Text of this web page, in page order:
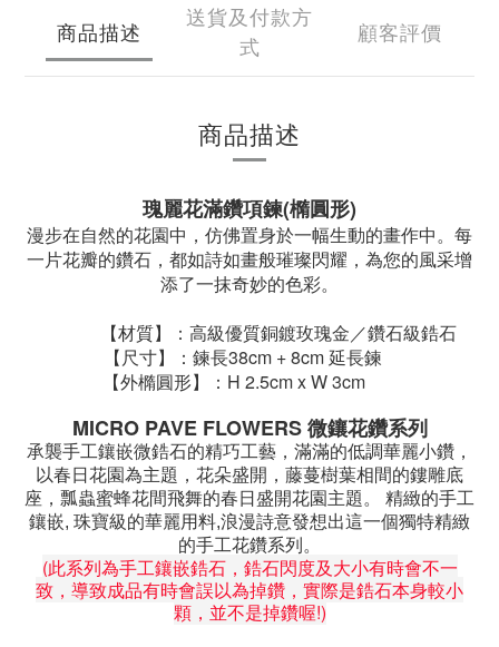
商品描述
送貨及付款方
式
顧客評價
商品描述
瑰麗花滿鑽項鍊(橢圓形)
漫步在自然的花園中，仿佛置身於一幅生動的畫作中。每
一片花瓣的鑽石，都如詩如畫般璀璨閃耀，為您的風采增
添了一抹奇妙的色彩。
【材質】：高級優質銅鍍玫瑰金／鑽石級鋯石
【尺寸】： 鍊長38cm + 8cm 延長鍊
【外橢圓形】：H 2.5cm x W 3cm
MICRO PAVE FLOWERS 微鑲花鑽系列
承襲手工鑲嵌微鋯石的精巧工藝，滿滿的低調華麗小鑽，
以春日花園為主題，花朵盛開，藤蔓樹葉相間的鏤雕底
座，瓢蟲蜜蜂花間飛舞的春日盛開花園主題。 精緻的手工
鑲嵌, 珠寶級的華麗用料,浪漫詩意發想出這一個獨特精緻
的手工花鑽系列。
(此系列為手工鑲嵌鋯石，鋯石閃度及大小有時會不一
致，導致成品有時會誤以為掉鑽，實際是鋯石本身較小
顆，並不是掉鑽喔!)